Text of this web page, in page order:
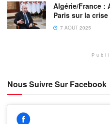
Algérie/France :
Paris sur la
7 AOÛT 2025
Nous Suivre Sur Facebook